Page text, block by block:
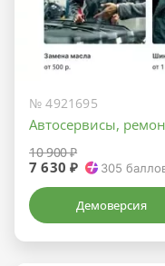
№ 4921695
Автосервисы,
10 900 ₽
7 630 ₽ 305
Демоверсия